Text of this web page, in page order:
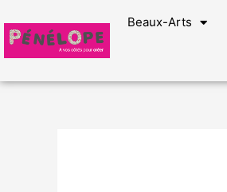
au
contenu
Beaux-Arts